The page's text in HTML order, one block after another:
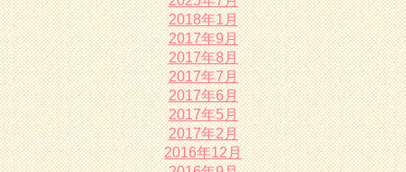
2018年1月
2017年9月
2017年8月
2017年7月
2017年6月
2017年5月
2017年2月
2016年12月